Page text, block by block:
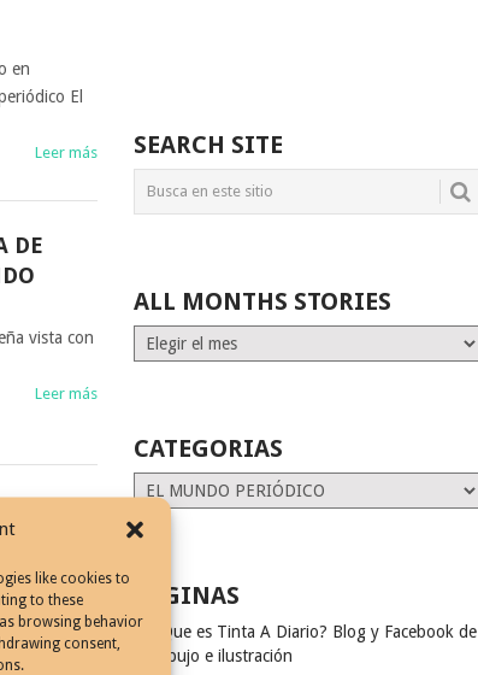
like cookies to
to these
browsing behavior
consent,
en
El
Leer más
DE
vista con
Leer más
LA
de
Leer más
SEARCH SITE
ALL MONTHS STORIES
ALL
MONTHS
CATEGORIAS
Categorias
PAGINAS
¿Que es Tinta A Diario? Blog y Facebook de
dibujo e ilustración